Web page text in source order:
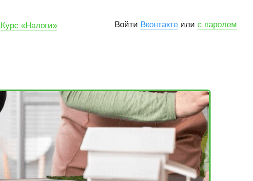
Курс «Налоги»
Войти Вконтактеили с паролем